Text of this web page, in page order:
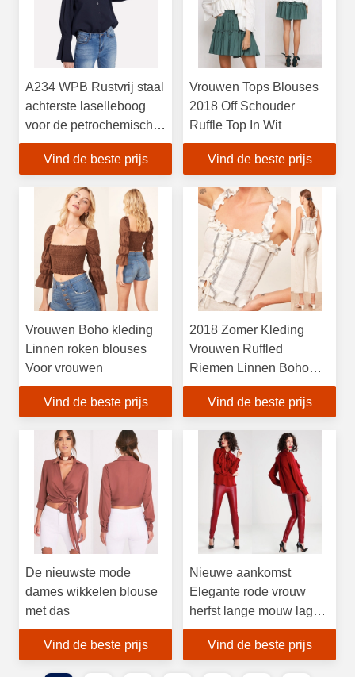
A234 WPB Rustvrij staal
achterste laselleboog
voor de petrochemische
industrie
Vind de beste prijs
Vrouwen Tops Blouses
2018 Off Schouder
Ruffle Top In Wit
Vind de beste prijs
Vrouwen Boho kleding
Linnen roken blouses
Voor vrouwen
Vind de beste prijs
2018 Zomer Kleding
Vrouwen Ruffled
Riemen Linnen Boho
Crop Top
Vind de beste prijs
De nieuwste mode
dames wikkelen blouse
met das
Vind de beste prijs
Nieuwe aankomst
Elegante rode vrouw
herfst lange mouw lage
V-hals blouse en dames
shirtVind de beste prijs